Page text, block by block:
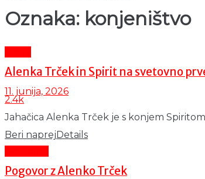
Oznaka: konjeništvo
Alenka Trček in Spirit na svetovno
11. junija, 2026
2.4k
Jahačica Alenka Trček je s konjem
Beri naprej Details
Pogovor z Alenko Trček